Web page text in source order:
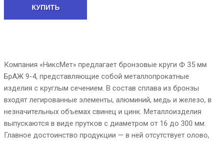
КУПИТЬ
Компания «НиксМет» предлагает бронзовые круги Ф 35 мм
БрАЖ 9-4, представляющие собой металлопрокатные
изделия с круглым сечением. В состав сплава из бронзы
входят легированные элементы, алюминий, медь и железо, в
незначительных объемах свинец и цинк. Металлоизделия
выпускаются в виде прутков с диаметром от 16 до 300 мм.
Главное достоинство продукции — в ней отсутствует олово,